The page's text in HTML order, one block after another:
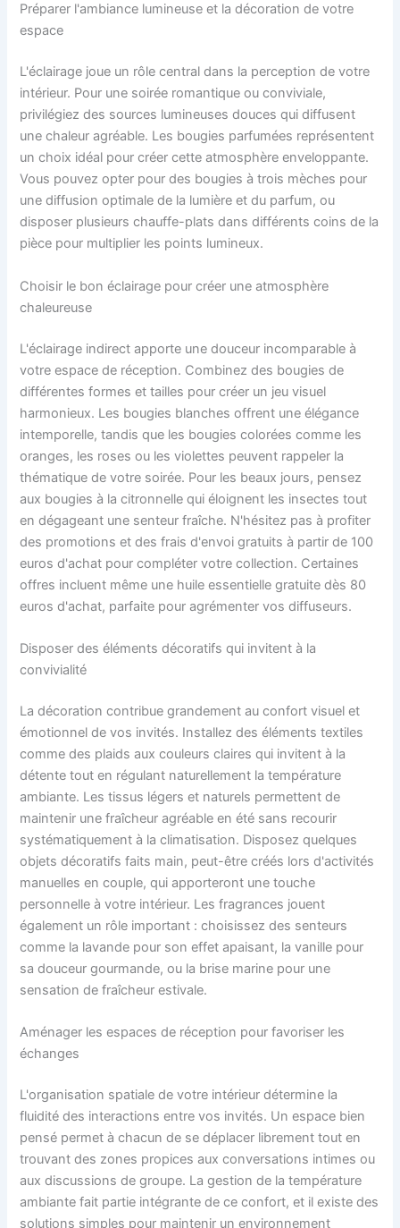
Préparer l'ambiance lumineuse et la décoration de votre
espace
L'éclairage joue un rôle central dans la perception de votre
intérieur. Pour une soirée romantique ou conviviale,
privilégiez des sources lumineuses douces qui diffusent
une chaleur agréable. Les bougies parfumées représentent
un choix idéal pour créer cette atmosphère enveloppante.
Vous pouvez opter pour des bougies à trois mèches pour
une diffusion optimale de la lumière et du parfum, ou
disposer plusieurs chauffe-plats dans différents coins de la
pièce pour multiplier les points lumineux.
Choisir le bon éclairage pour créer une atmosphère
chaleureuse
L'éclairage indirect apporte une douceur incomparable à
votre espace de réception. Combinez des bougies de
différentes formes et tailles pour créer un jeu visuel
harmonieux. Les bougies blanches offrent une élégance
intemporelle, tandis que les bougies colorées comme les
oranges, les roses ou les violettes peuvent rappeler la
thématique de votre soirée. Pour les beaux jours, pensez
aux bougies à la citronnelle qui éloignent les insectes tout
en dégageant une senteur fraîche. N'hésitez pas à profiter
des promotions et des frais d'envoi gratuits à partir de 100
euros d'achat pour compléter votre collection. Certaines
offres incluent même une huile essentielle gratuite dès 80
euros d'achat, parfaite pour agrémenter vos diffuseurs.
Disposer des éléments décoratifs qui invitent à la
convivialité
La décoration contribue grandement au confort visuel et
émotionnel de vos invités. Installez des éléments textiles
comme des plaids aux couleurs claires qui invitent à la
détente tout en régulant naturellement la température
ambiante. Les tissus légers et naturels permettent de
maintenir une fraîcheur agréable en été sans recourir
systématiquement à la climatisation. Disposez quelques
objets décoratifs faits main, peut-être créés lors d'activités
manuelles en couple, qui apporteront une touche
personnelle à votre intérieur. Les fragrances jouent
également un rôle important : choisissez des senteurs
comme la lavande pour son effet apaisant, la vanille pour
sa douceur gourmande, ou la brise marine pour une
sensation de fraîcheur estivale.
Aménager les espaces de réception pour favoriser les
échanges
L'organisation spatiale de votre intérieur détermine la
fluidité des interactions entre vos invités. Un espace bien
pensé permet à chacun de se déplacer librement tout en
trouvant des zones propices aux conversations intimes ou
aux discussions de groupe. La gestion de la température
ambiante fait partie intégrante de ce confort, et il existe des
solutions simples pour maintenir un environnement